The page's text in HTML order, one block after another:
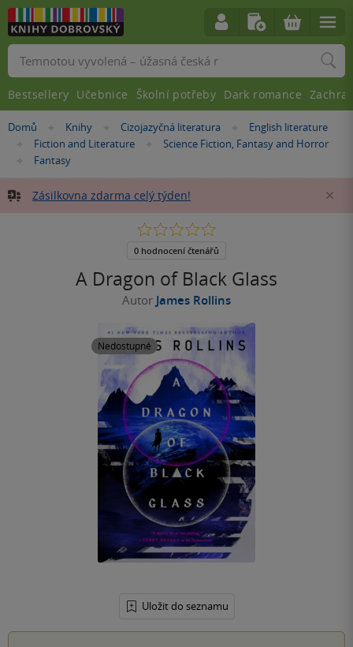
Nacházíte
Domů »Knihy »Cizojazyčná literatura »English literature
»
Fiction and Literature »
Science Fiction, Fantasy and Horror
»Fantasy
Zásilkovna zdarma celý týden!
A Dragon of Black Glass
Autor James Rollins
Nedostupné
Uložit do seznamu
0.0
5
0 hodnocení čtenářů
Vyhledávání
Bestsellery Učebnice Školní potřeby Dark romance